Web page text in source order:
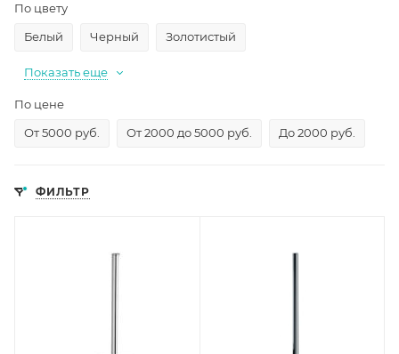
По цвету
Белый
Черный Золотистый
Показать еще
По цене
От 5000 руб.
От 2000 до 5000 руб. До 2000 руб.
ФИЛЬТР